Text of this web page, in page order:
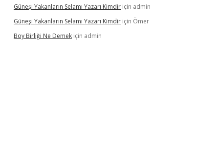
Güneşi Yakanların Selamı Yazarı Kimdir için admin
Güneşi Yakanların Selamı Yazarı Kimdir için Ömer
Boy Birliği Ne Demek için admin